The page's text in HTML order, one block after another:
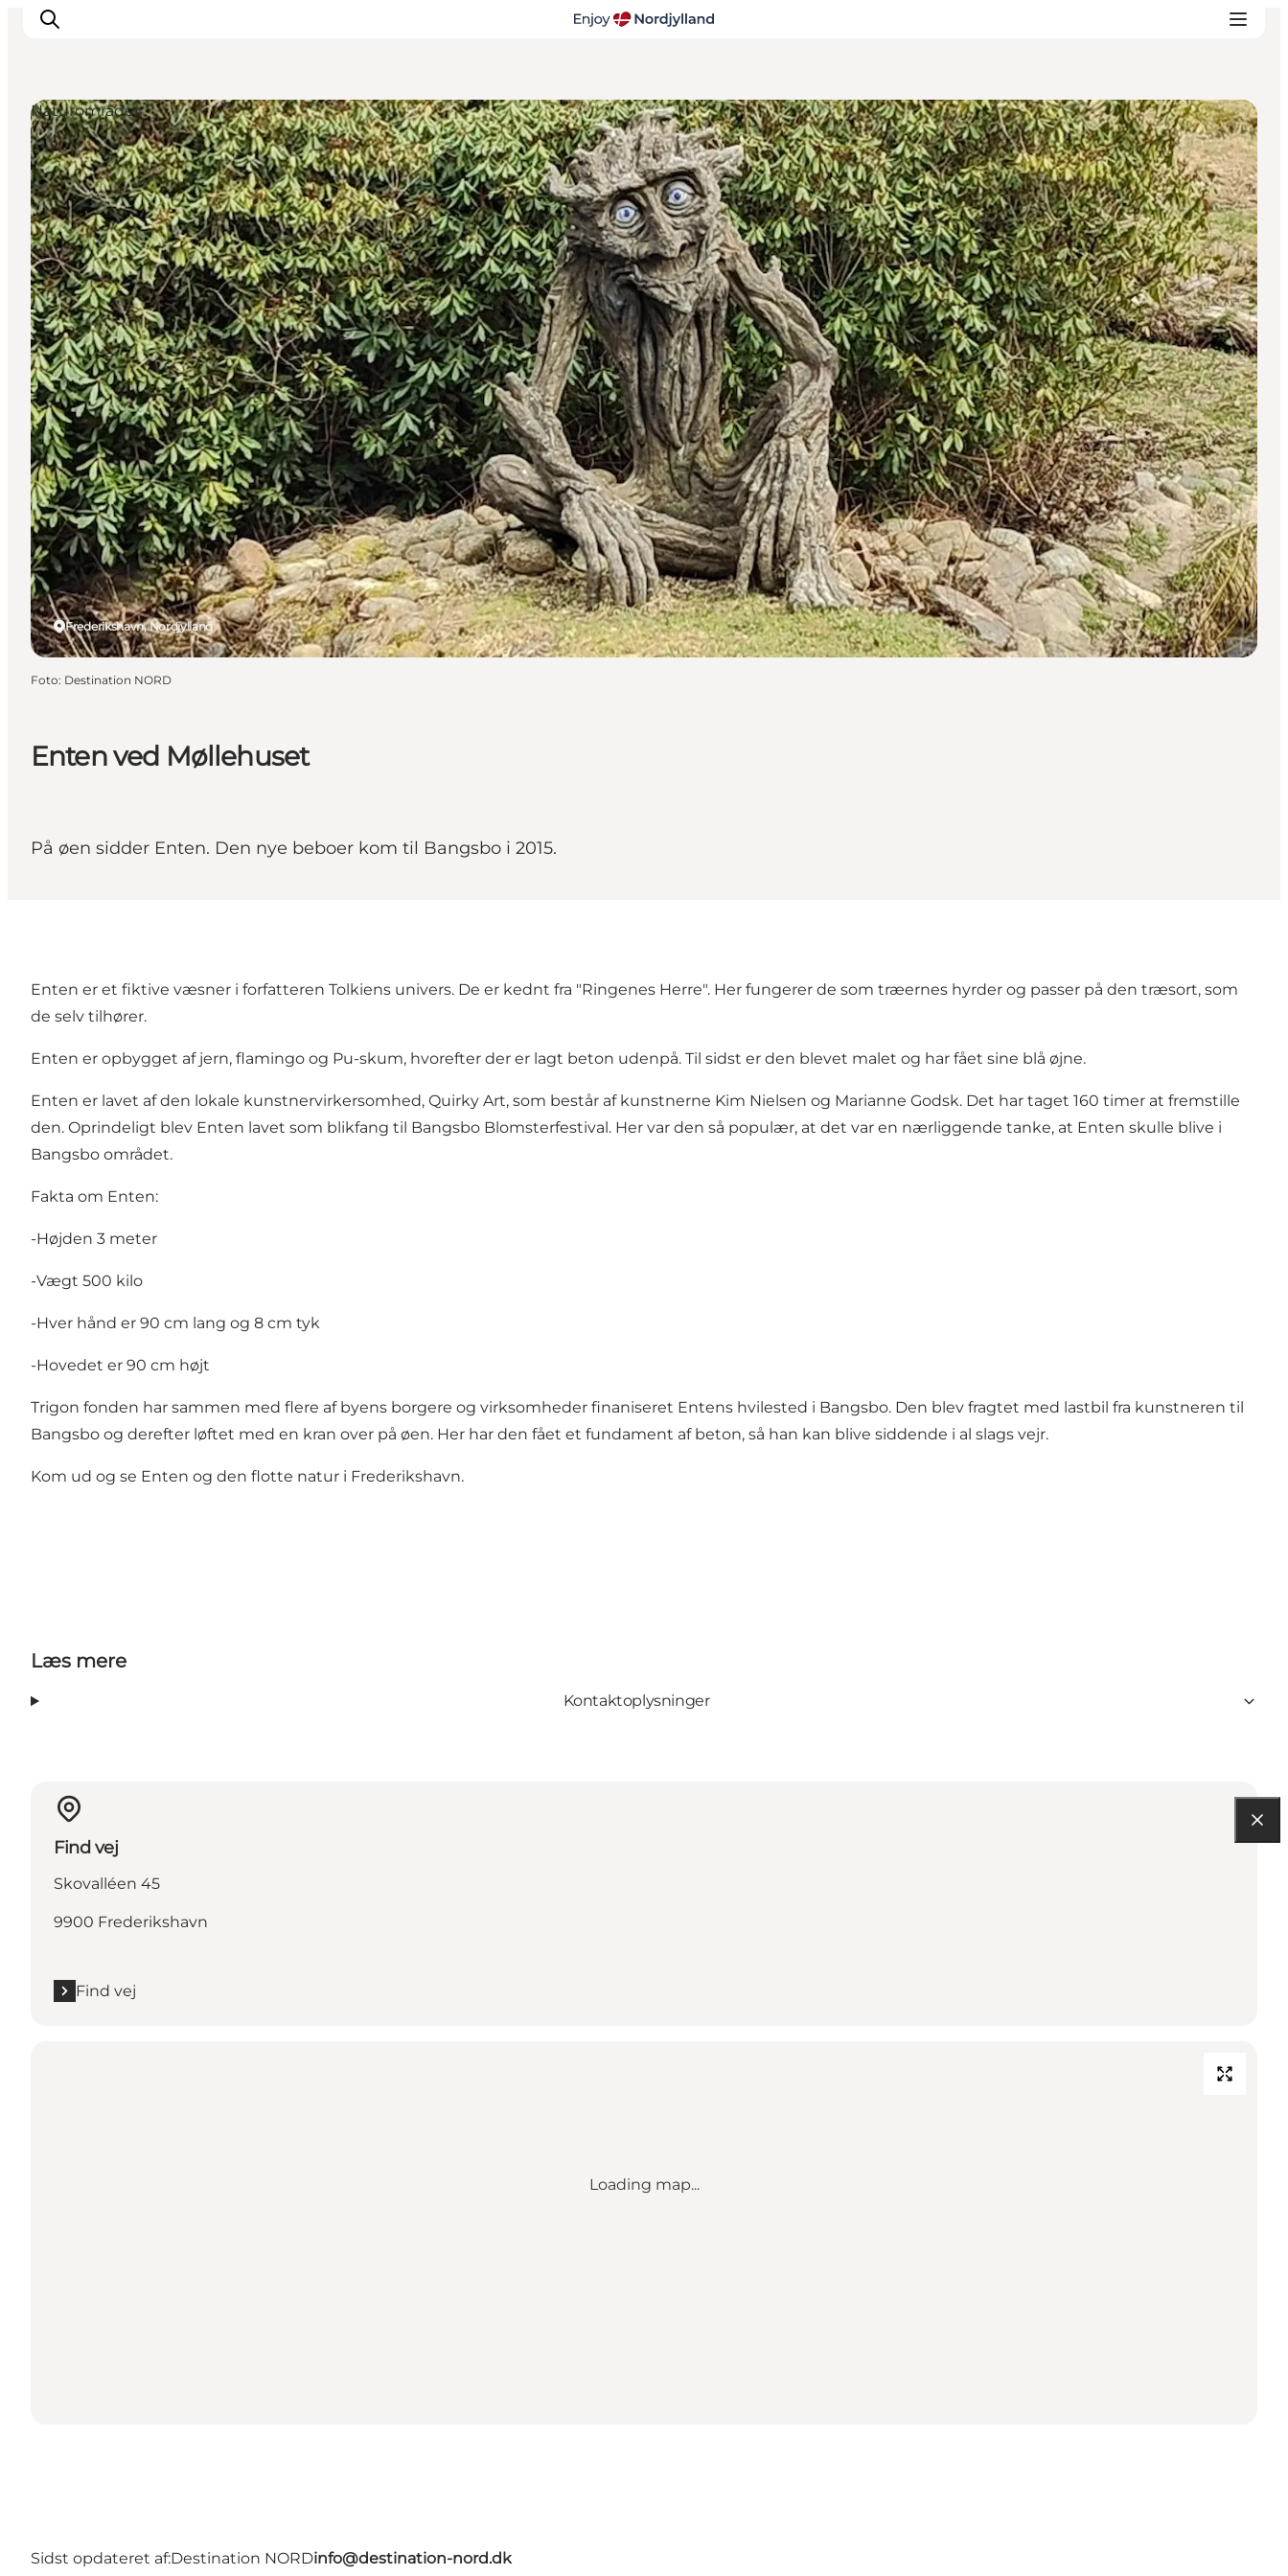
Oplevelser og aktiviteter
Planlæg din tur
Byer og steder
Guides
Det sker
For børn
Enten ved Møllehuset
På øen sidder Enten. Den nye beboer kom til Bangsbo i 2015.
Frederikshavn, Nordjylland
Naturområder
Foto: Destination NORD
Enten er et fiktive væsner i forfatteren Tolkiens univers. De er kednt fra "Ringenes Herre". Her fungerer de som træernes hyrder og passer på den træsort, som
de selv tilhører.
Enten er opbygget af jern, flamingo og Pu-skum, hvorefter der er lagt beton udenpå. Til sidst er den blevet malet og har fået sine blå øjne.
Enten er lavet af den lokale kunstnervirkersomhed, Quirky Art, som består af kunstnerne Kim Nielsen og Marianne Godsk. Det har taget 160 timer at fremstille
den. Oprindeligt blev Enten lavet som blikfang til Bangsbo Blomsterfestival. Her var den så populær, at det var en nærliggende tanke, at Enten skulle blive i
Bangsbo området.
Fakta om Enten:
-Højden 3 meter
-Vægt 500 kilo
-Hver hånd er 90 cm lang og 8 cm tyk
-Hovedet er 90 cm højt
Trigon fonden har sammen med flere af byens borgere og virksomheder finaniseret Entens hvilested i Bangsbo. Den blev fragtet med lastbil fra kunstneren til
Bangsbo og derefter løftet med en kran over på øen. Her har den fået et fundament af beton, så han kan blive siddende i al slags vejr.
Kom ud og se Enten og den flotte natur i Frederikshavn.
Læs mere
Kontaktoplysninger
Find vej
Skovalléen 45
9900 Frederikshavn
Find vej
Loading map...
Sidst opdateret af:Destination NORDinfo@destination-nord.dk